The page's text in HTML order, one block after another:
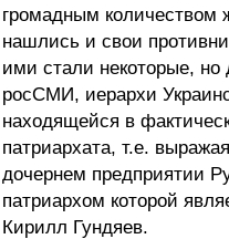
громадным количеством
нашлись и свои
ими стали некоторые, но
росСМИ, иерархи
находящейся в
патриархата, т.е.
дочернем предприятии
патриархом которой
Кирилл Гундяев.